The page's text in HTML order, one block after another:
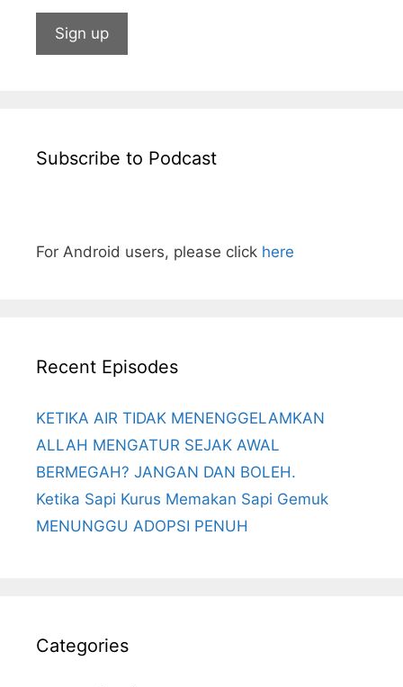
Subscribe to Podcast
For Android users, please click here
Recent Episodes
KETIKA AIR TIDAK MENENGGELAMKAN
ALLAH MENGATUR SEJAK AWAL
BERMEGAH? JANGAN DAN BOLEH.
Ketika Sapi Kurus Memakan Sapi Gemuk
MENUNGGU ADOPSI PENUH
Categories